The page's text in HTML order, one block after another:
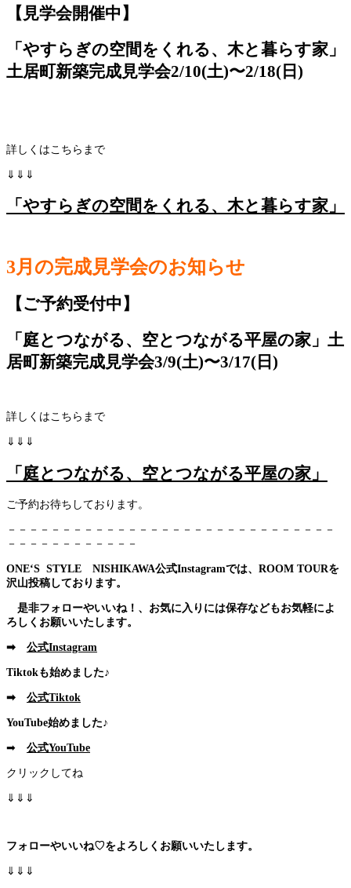
【見学会開催中】
「やすらぎの空間をくれる、木と暮らす家」
土居町新築完成見学会2/10(土)〜2/18(日)
詳しくはこちらまで
⇓⇓⇓
「やすらぎの空間をくれる、木と暮らす家」
3月の完成見学会のお知らせ
【ご予約受付中】
「庭とつながる、空とつながる平屋の家」土
居町新築完成見学会3/9(土)〜3/17(日)
詳しくはこちらまで
⇓⇓⇓
「庭とつながる、空とつながる平屋の家」
ご予約お待ちしております。
－－－－－－－－－－－－－－－－－－－－－－－－－－－－－－
－－－－－－－－－－－－
ONE‘S STYLE NISHIKAWA公式Instagramでは、ROOM TOURを
沢山投稿しております。
是非フォローやいいね！、お気に入りには保存などもお気軽によ
ろしくお願いいたします。
➡ 公式Instagram
Tiktokも始めました♪
➡ 公式Tiktok
YouTube始めました♪
➡ 公式YouTube
クリックしてね
⇓⇓⇓
フォローやいいね♡をよろしくお願いいたします。
⇓⇓⇓